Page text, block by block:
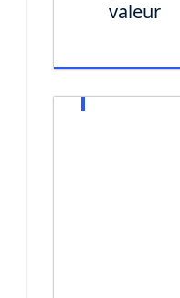
valeur